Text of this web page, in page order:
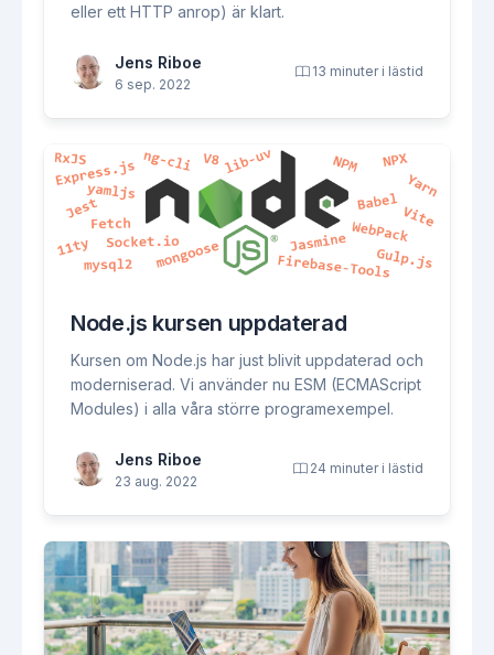
eller ett HTTP anrop) är klart.
Jens Riboe
6 sep. 2022
13 minuter i lästid
Node.js kursen uppdaterad
Kursen om Node.js har just blivit uppdaterad och
moderniserad. Vi använder nu ESM (ECMAScript
Modules) i alla våra större programexempel.
Jens Riboe
23 aug. 2022
24 minuter i lästid